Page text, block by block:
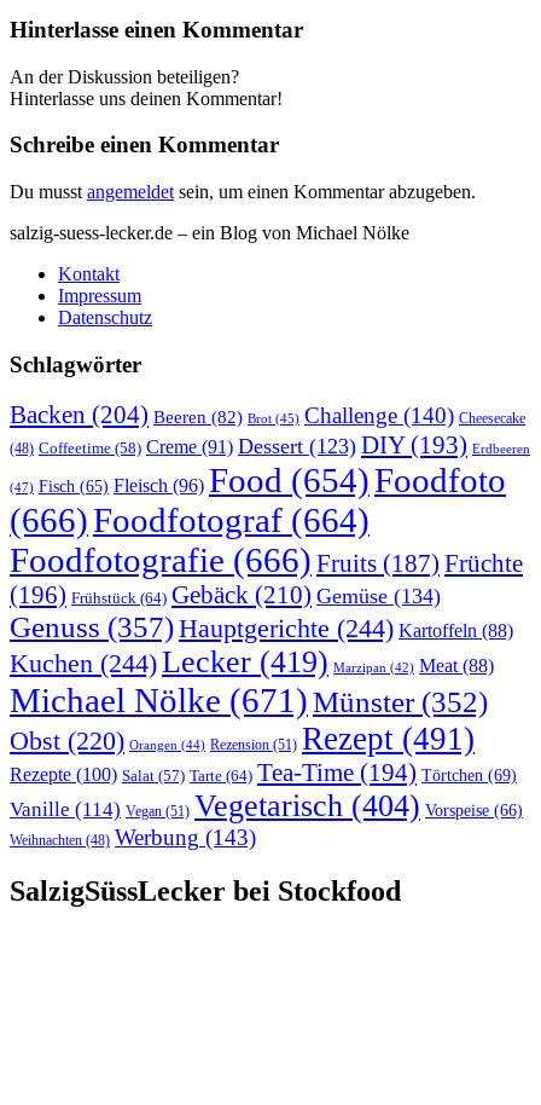
Hinterlasse einen Kommentar
An der Diskussion beteiligen?
Hinterlasse uns deinen Kommentar!
Schreibe einen Kommentar
Du musst angemeldet sein, um einen Kommentar abzugeben.
salzig-suess-lecker.de – ein Blog von Michael Nölke
Kontakt
Impressum
Datenschutz
Schlagwörter
Backen (204) Beeren (82) Brot (45) Challenge (140) Cheesecake
(48) Coffeetime (58) Creme (91) Dessert (123) DIY(193) Erdbeeren
(47) Fisch (65) Fleisch (96) Food (654)Foodfoto
(666)Foodfotograf (664)
Foodfotografie (666) Fruits (187) Früchte
(196) Frühstück (64) Gebäck (210) Gemüse (134)
Genuss (357)Hauptgerichte (244) Kartoffeln (88)
Kuchen (244)Lecker (419) Marzipan (42) Meat(88)
Michael Nölke (671)Münster(352)
Obst (220) Orangen (44) Rezension (51) Rezept (491)
Rezepte (100) Salat (57) Tarte (64) Tea-Time (194) Törtchen (69)
Vanille (114) Vegan (51) Vegetarisch (404) Vorspeise (66)
Weihnachten (48) Werbung (143)
SalzigSüssLecker bei Stockfood